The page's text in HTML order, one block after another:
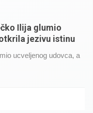
Ilija glumio
jezivu istinu
ucveljenog udovca, a